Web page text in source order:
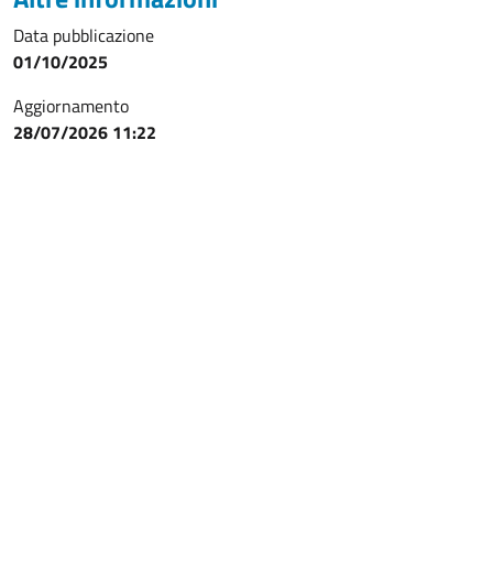
Data pubblicazione
01/10/2025
Aggiornamento
28/07/2026 11:22